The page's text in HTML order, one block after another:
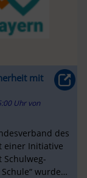
mit
Uhr von
des
einer Initiative
wurden